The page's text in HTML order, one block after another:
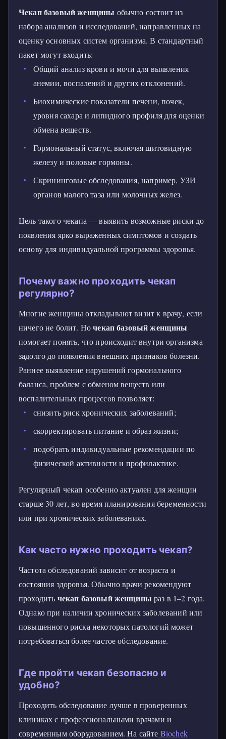
Чекап базовый женщины обычно состоит из
набора анализов и исследований, направленных на
оценку основных систем организма. В стандартный
пакет могут входить:
Общий анализ крови и мочи для выявления
анемии, воспалений и других отклонений.
Биохимические показатели печени, почек,
уровня сахара и липидного профиля для оценки
обмена веществ.
Гормональный статус, включая щитовидную
железу и половые гормоны.
Скрининговые обследования, например, УЗИ
органов малого таза или молочных желез.
Цель такого чекапа — выявить возможные риски до
появления ярко выраженных симптомов и создать
основу для индивидуальной программы здоровья.
Почему важно проходить чекап
регулярно?
Многие женщины откладывают визит к врачу, если
ничего не болит. Ночекап базовый женщины
помогает понять, что происходит внутри организма
задолго до появления внешних признаков болезни.
Раннее выявление нарушений гормонального
баланса, проблем с обменом веществ или
воспалительных процессов позволяет:
снизить риск хронических заболеваний;
скорректировать питание и образ жизни;
подобрать индивидуальные рекомендации по
физической активности и профилактике.
Регулярный чекап особенно актуален для женщин
старше 30 лет, во время планирования беременности
или при хронических заболеваниях.
Как часто нужно проходить чекап?
Частота обследований зависит от возраста и
состояния здоровья. Обычно врачи рекомендуют
проходить чекап базовый женщины раз в 1–2 года.
Однако при наличии хронических заболеваний или
повышенного риска некоторых патологий может
потребоваться более частое обследование.
Где пройти чекап безопасно и
удобно?
Проходить обследование лучше в проверенных
клиниках с профессиональными врачами и
современным оборудованием. На сайте Biochek